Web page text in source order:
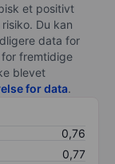
et positivt
Du kan
data for
fremtidige
blevet
for data.
0,76
0,77